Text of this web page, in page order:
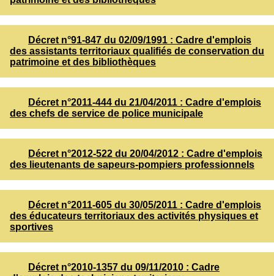
Décret n°91-847 du 02/09/1991 : Cadre d'emplois
des assistants territoriaux qualifiés de conservation du
patrimoine et des bibliothèques
Décret n°2011-444 du 21/04/2011 : Cadre d'emplois
des chefs de service de police municipale
Décret n°2012-522 du 20/04/2012 : Cadre d'emplois
des lieutenants de sapeurs-pompiers professionnels
Décret n°2011-605 du 30/05/2011 : Cadre d'emplois
des éducateurs territoriaux des activités physiques et
sportives
Décret n°2010-1357 du 09/11/2010 : Cadre